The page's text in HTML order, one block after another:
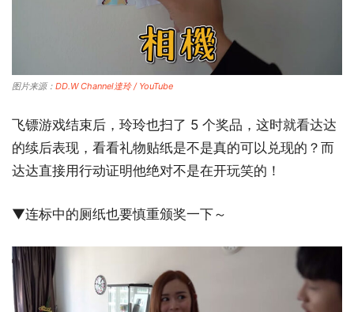
图片来源： DD.W Channel達玲 / YouTube
飞镖游戏结束后，玲玲也扫了 5 个奖品，这时就看达达
的续后表现，看看礼物贴纸是不是真的可以兑现的？而
达达直接用行动证明他绝对不是在开玩笑的！
▼连标中的厕纸也要慎重颁奖一下～